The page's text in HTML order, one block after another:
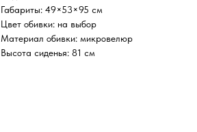
Габариты: 49×53×95 см
Цвет обивки: на выбор
Материал обивки: микровелюр
Высота сиденья: 81 см